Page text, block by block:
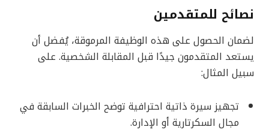
نصائح للمتقدمين
لضمان الحصول على هذه الوظيفة المرموقة، يُفضل أن
يستعد المتقدمون جيدًا قبل المقابلة الشخصية. على
سبيل المثال:
تجهيز سيرة ذاتية احترافية توضح الخبرات السابقة في
مجال السكرتارية أو الإدارة.